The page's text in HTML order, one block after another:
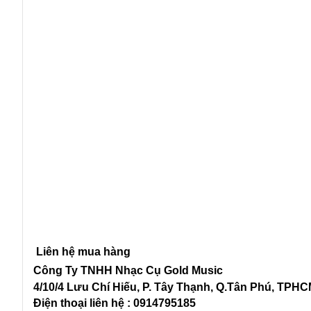
Liên hệ mua hàng
Công Ty TNHH Nhạc Cụ Gold Music
4/10/4 Lưu Chí Hiếu, P. Tây Thạnh, Q.Tân Phú,
Điện thoại liên hệ : 0914795185